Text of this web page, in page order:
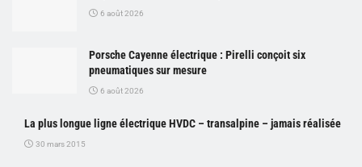
6 août 2026
Porsche Cayenne électrique : Pirelli conçoit six
pneumatiques sur mesure
6 août 2026
La plus longue ligne électrique HVDC – transalpine – jamais réalisée
30 mars 2015